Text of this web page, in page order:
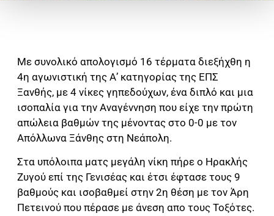
Με συνολικό απολογισμό 16 τέρματα διεξήχθη η
4η αγωνιστική της Α’ κατηγορίας της ΕΠΣ
Ξανθής, με 4 νίκες γηπεδούχων, ένα διπλό και μια
ισοπαλία για την Αναγέννηση που είχε την πρώτη
απώλεια βαθμών της μένοντας στο 0-0 με τον
Απόλλωνα Ξάνθης στη Νεάπολη.
Στα υπόλοιπα ματς μεγάλη νίκη πήρε ο Ηρακλής
Ζυγού επί της Γενισέας και έτσι έφτασε τους 9
βαθμούς και ισοβαθμεί στην 2η θέση με τον Άρη
Πετεινού που πέρασε με άνεση απο τους Τοξότες.